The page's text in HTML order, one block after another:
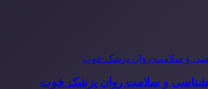
و سلامت روان پزشک خوب